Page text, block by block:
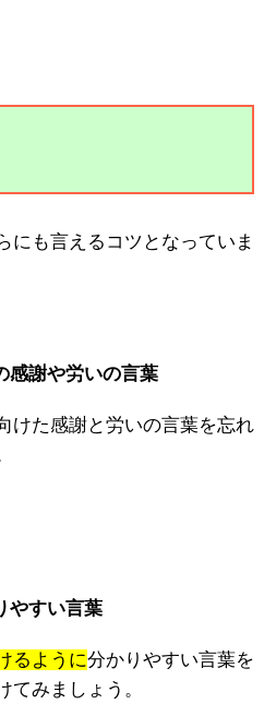
も言えるコツとなっていま
感謝や労いの言葉
けた感謝と労いの言葉を忘れ
やすい言葉
るように分かりやすい言葉を
てみましょう。